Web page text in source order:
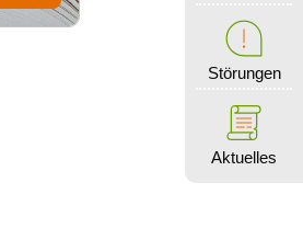
Störungen
Aktuelles